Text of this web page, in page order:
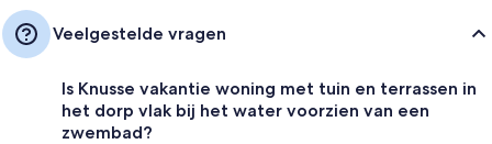
Veelgestelde vragen
Is Knusse vakantie woning met tuin en terrassen in
het dorp vlak bij het water voorzien van een
zwembad?